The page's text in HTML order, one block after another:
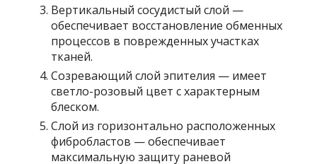
Вертикальный сосудистый слой —
обеспечивает восстановление обменных
процессов в поврежденных участках
тканей.
Созревающий слой эпителия — имеет
светло-розовый цвет с характерным
блеском.
Слой из горизонтально расположенных
фибробластов — обеспечивает
максимальную защиту раневой